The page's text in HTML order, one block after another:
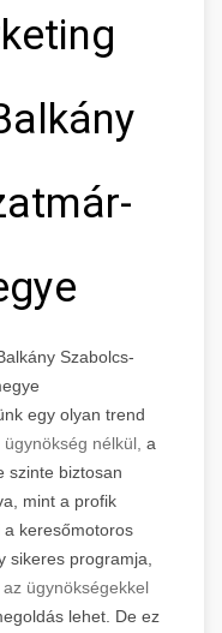
Szabolcs-
egy olyan trend
nélkül, a
szinte biztosan
mint a profik
keresőmotoros
sikeres programja,
az ügynökségekkel
lehet. De ez